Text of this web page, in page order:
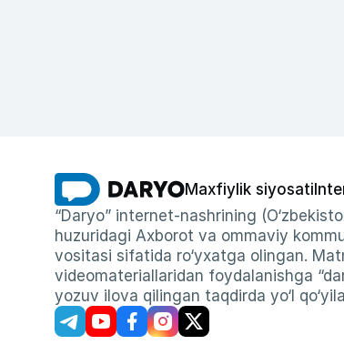
Maxfiylik siyosati
“Daryo” internet-nashrining
huzuridagi Axborot va ommaviy
vositasi sifatida ro‘yxatga olingan.
videomateriallaridan foydalanishga
yozuv ilova qilingan taqdirda yo‘l